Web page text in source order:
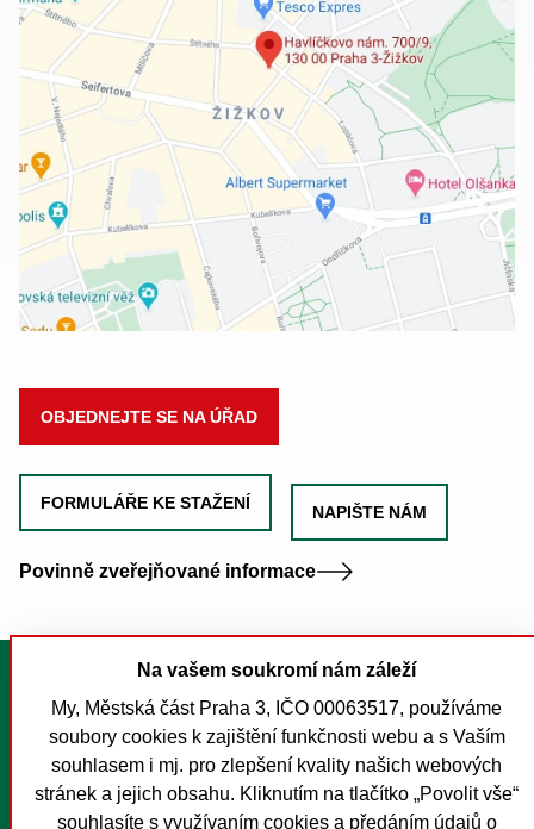
Na vašem soukromí nám záleží
My, Městská část Praha 3, IČO 00063517, používáme
soubory cookies k zajištění funkčnosti webu a s Vaším
souhlasem i mj. pro zlepšení kvality našich webových
stránek a jejich obsahu. Kliknutím na tlačítko „Povolit vše“
souhlasíte s využívaním cookies a předáním údajů o
OBJEDNEJTE SE NA ÚŘAD
FORMULÁŘE KE STAŽENÍ NAPIŠTE NÁM
Povinně zveřejňované informace
Tisk stránky
Mapa stránek
Prohlášení o přístupnosti
Nastavení cookies